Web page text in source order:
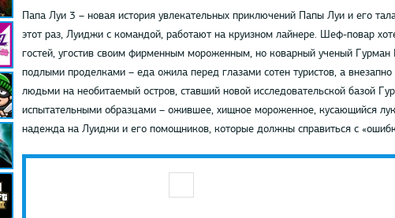
Папа Луи 3 – новая история увлекательных приключений Папы Луи и его
этот раз, Луиджи с командой, работают на круизном лайнере. Шеф-повар
гостей, угостив своим фирменным мороженным, но коварный ученый Гурман
подлыми проделками – еда ожила перед глазами сотен туристов, а
людьми на необитаемый остров, ставший новой исследовательской базой
испытательными образцами – ожившее, хищное мороженное, кусающийся
надежда на Луиджи и его помощников, которые должны справиться с